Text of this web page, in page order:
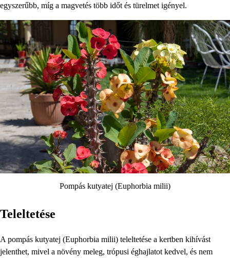
egyszerűbb, míg a magvetés több időt és türelmet igényel.
Pompás kutyatej (Euphorbia milii)
Teleltetése
A pompás kutyatej (Euphorbia milii) teleltetése a kertben kihívást
jelenthet, mivel a növény meleg, trópusi éghajlatot kedvel, és nem